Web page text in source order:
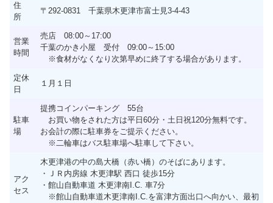
住
所
〒292-0831 千葉県木更津市富士見3-4-43
営業
時間
売店 08:00～17:00
千葉のかき小屋 受付 09:00～15:00
※食材がなくなり次第早めに終了する場合があります。
定休
日
１月１日
駐車
場
提携コインパーキング 55台
お買い物をされた方は平日60分・土日祝120分無料です。
お会計の際に駐車券をご提示ください。
※二輪車はバス駐車場へ駐車して下さい。
アク
セス
木更津港の中の島大橋（赤い橋）のそばにあります。
・ＪＲ内房線 木更津駅 西口 徒歩15分
・館山自動車道 木更津南I.C. 車7分
※館山自動車道木更津南I.C.を富津方面出口へ向かい、最初